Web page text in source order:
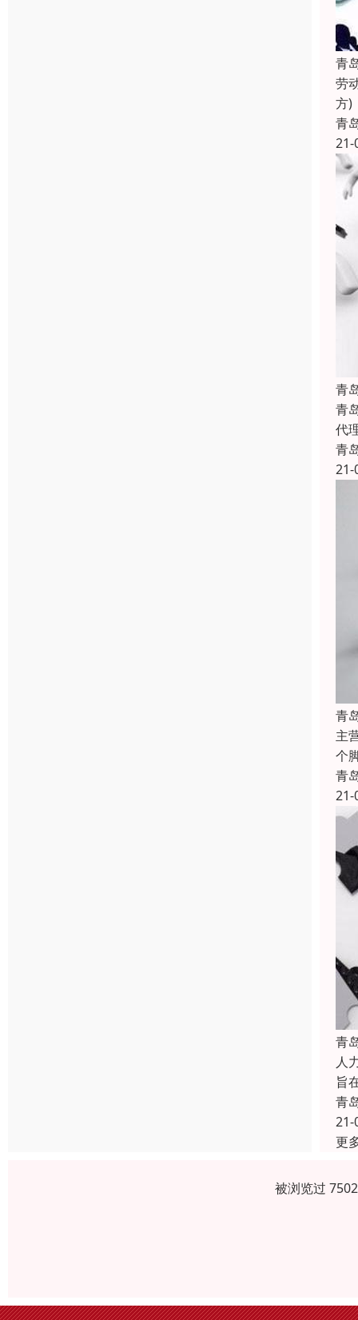
青
劳
方)
青
21-
青
青
代
青
21-
青
主
个
青
21-
青
人
旨
青
21-
更
被浏览过